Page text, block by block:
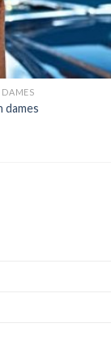
dames